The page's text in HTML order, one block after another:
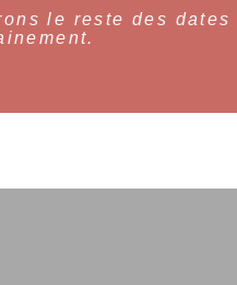
le reste des dates